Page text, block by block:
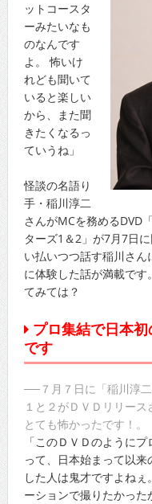
ットコースタ
ーみたいなも
のなんです
よ。 怖いけ
れども聞いて
いると楽しい
から、また聞
きたくなるっ
ていうね」
怪談の名語り
手・稲川淳二
さんがMCを務めるDVD
ターズ1＆2」が7月7日
い払いつつ話す稲川さ
に体験した話が満載で
てみては？
プロ集結で日本
です
──７月７日に「稲川淳
１と２がＤＶＤリリース
とても怖かったです！。
「このＤＶＤのように
って、日本始まって以
した人は鬼才ですよね
ーションで撮りたかっ